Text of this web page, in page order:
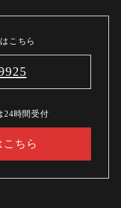
こちら
24時間受付
ちら